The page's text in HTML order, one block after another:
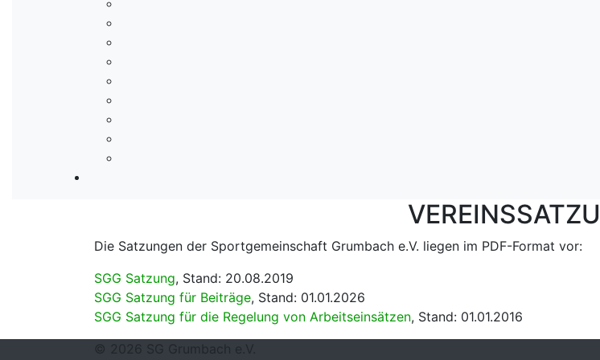
Die Satzungen der Sportgemeinschaft Grumbach e.V. liegen im PDF-Format vor:
SGG Satzung, Stand: 20.08.2019
SGG Satzung für Beiträge, Stand: 01.01.2026
SGG Satzung für die Regelung von Arbeitseinsätzen, Stand: 01.01.2016
© 2026 SG Grumbach e.V.